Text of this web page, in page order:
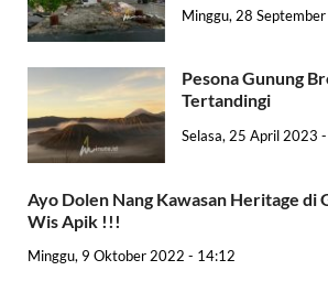
Minggu, 28
Pesona Gunung
Tertandingi
Selasa, 25 April 2023
Ayo Dolen Nang Kawasan Heritage di
Wis Apik !!!
Minggu, 9 Oktober 2022 - 14:12